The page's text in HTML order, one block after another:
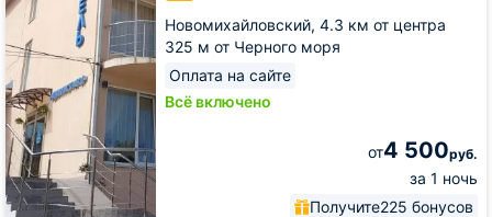
Новомихайловский, 4.3 км от центра
325 м от Черного моря
Оплата на сайте
Всё включено
от4 500руб.
за 1 ночь
Получите225 бонусов